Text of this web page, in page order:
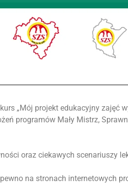
„Mój projekt edukacyjny zajęć
programów Mały Mistrz,
oraz ciekawych scenariuszy
na stronach internetowych